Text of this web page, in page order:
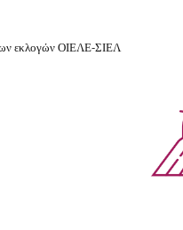
εκλογών ΟΙΕΛΕ-ΣΙΕΛ